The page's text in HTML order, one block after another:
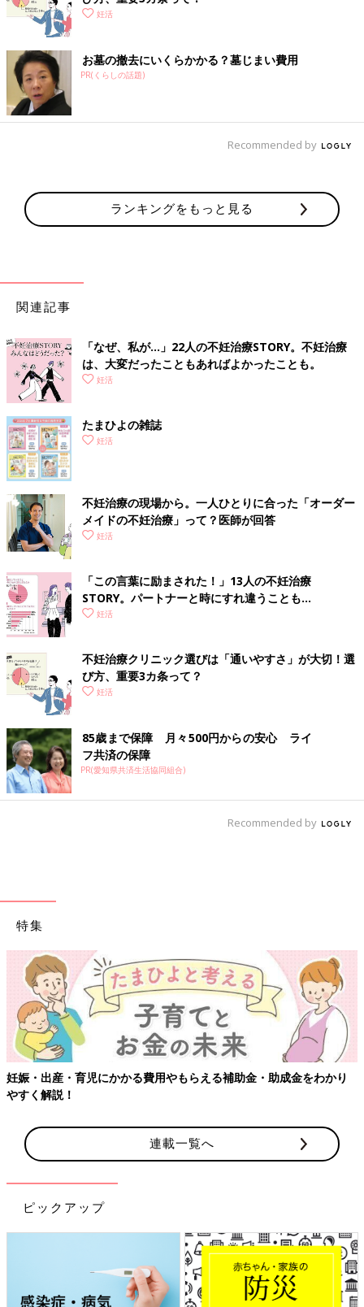
妊活
お墓の撤去にいくらかかる？墓じまい費用
PR(くらしの話題)
Recommended by
ランキングをもっと見る
関連記事
「なぜ、私が…」22人の不妊治療STORY。不妊治療
は、大変だったこともあればよかったことも。
妊活
たまひよの雑誌
妊活
不妊治療の現場から。一人ひとりに合った「オーダー
メイドの不妊治療」って？医師が回答
妊活
「この言葉に励まされた！」13人の不妊治療
STORY。パートナーと時にすれ違うことも…
妊活
不妊治療クリニック選びは「通いやすさ」が大切！選
び方、重要3カ条って？
妊活
85歳まで保障 月々500円からの安心 ライ
フ共済の保障
PR(愛知県共済生活協同組合)
Recommended by
特集
妊娠・出産・育児にかかる費用やもらえる補助金・助成金をわかり
やすく解説！
連載一覧へ
ピックアップ